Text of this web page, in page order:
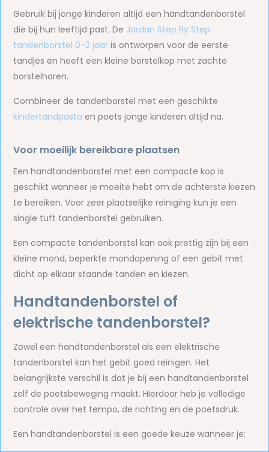
Gebruik bij jonge kinderen altijd een handtandenborstel
die bij hun leeftijd past. De Jordan Step By Step
tandenborstel 0-2 jaar is ontworpen voor de eerste
tandjes en heeft een kleine borstelkop met zachte
borstelharen.
Combineer de tandenborstel met een geschikte
kindertandpasta en poets jonge kinderen altijd na.
Voor moeilijk bereikbare plaatsen
Een handtandenborstel met een compacte kop is
geschikt wanneer je moeite hebt om de achterste kiezen
te bereiken. Voor zeer plaatselijke reiniging kun je een
single tuft tandenborstel gebruiken.
Een compacte tandenborstel kan ook prettig zijn bij een
kleine mond, beperkte mondopening of een gebit met
dicht op elkaar staande tanden en kiezen.
Handtandenborstel of
elektrische tandenborstel?
Zowel een handtandenborstel als een elektrische
tandenborstel kan het gebit goed reinigen. Het
belangrijkste verschil is dat je bij een handtandenborstel
zelf de poetsbeweging maakt. Hierdoor heb je volledige
controle over het tempo, de richting en de poetsdruk.
Een handtandenborstel is een goede keuze wanneer je: